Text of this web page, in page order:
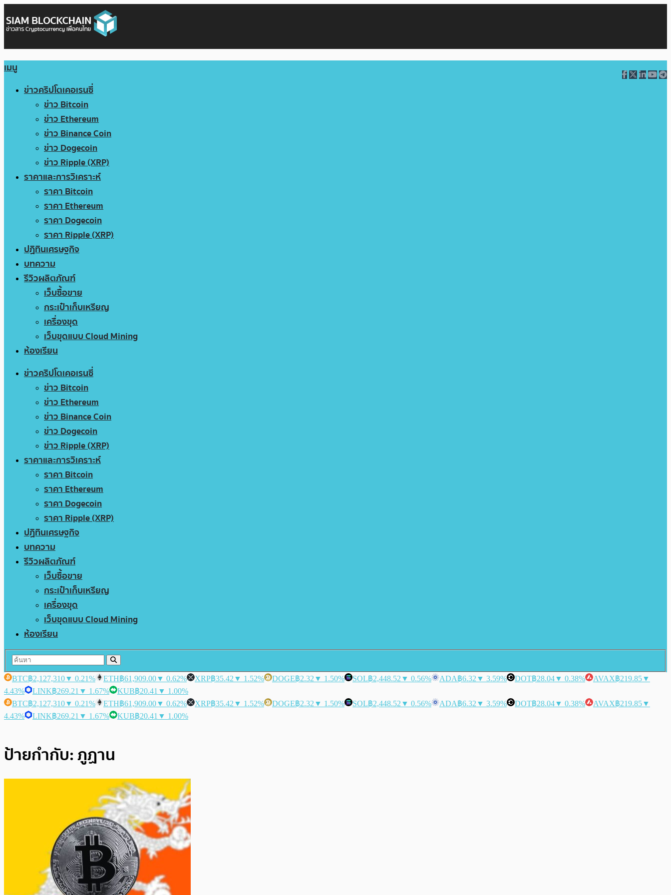
เมนู
ข่าวคริปโตเคอเรนซี่
ข่าว Bitcoin
ข่าว Ethereum
ข่าว Binance Coin
ข่าว Dogecoin
ข่าว Ripple (XRP)
ราคาและการวิเคราะห์
ราคา Bitcoin
ราคา Ethereum
ราคา Dogecoin
ราคา Ripple (XRP)
ปฏิทินเศรษฐกิจ
บทความ
รีวิวผลิตภัณฑ์
เว็บซื้อขาย
กระเป๋าเก็บเหรียญ
เครื่องขุด
เว็บขุดแบบ Cloud Mining
ห้องเรียน
ข่าวคริปโตเคอเรนซี่
ข่าว Bitcoin
ข่าว Ethereum
ข่าว Binance Coin
ข่าว Dogecoin
ข่าว Ripple (XRP)
ราคาและการวิเคราะห์
ราคา Bitcoin
ราคา Ethereum
ราคา Dogecoin
ราคา Ripple (XRP)
ปฏิทินเศรษฐกิจ
บทความ
รีวิวผลิตภัณฑ์
เว็บซื้อขาย
กระเป๋าเก็บเหรียญ
เครื่องขุด
เว็บขุดแบบ Cloud Mining
ห้องเรียน
BTC฿2,127,310▼ 0.21% ETH฿61,909.00▼ 0.62% XRP฿35.42 ▼ 1.52% DOGE฿2.32 ▼ 1.50% SOL฿2,448.52 ▼ 0.56% ADA฿6.32 ▼ 3.59% DOT฿28.04▼ 0.38% AVAX฿219.85▼
4.43%
LINK฿269.21 ▼ 1.67% KUB฿20.41 ▼ 1.00%
BTC฿2,127,310▼ 0.21% ETH฿61,909.00▼ 0.62% XRP฿35.42 ▼ 1.52% DOGE฿2.32 ▼ 1.50% SOL฿2,448.52 ▼ 0.56% ADA฿6.32 ▼ 3.59% DOT฿28.04▼ 0.38% AVAX฿219.85▼
4.43%
LINK฿269.21 ▼ 1.67% KUB฿20.41 ▼ 1.00%
ป้ายกำกับ:ภูฏาน